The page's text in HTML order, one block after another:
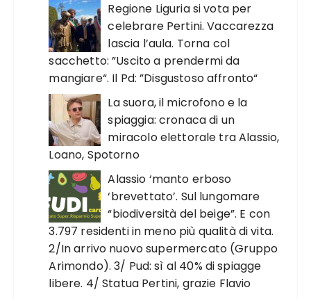
Regione Liguria si vota per
celebrare Pertini. Vaccarezza
lascia l’aula. Torna col
sacchetto: ”Uscito a prendermi da
mangiare“. Il Pd: ”Disgustoso affronto“
La suora, il microfono e la
spiaggia: cronaca di un
miracolo elettorale tra Alassio,
Loano, Spotorno
Alassio ‘manto erboso
‘brevettato’. Sul lungomare
“biodiversità del beige”. E con
3.797 residenti in meno più qualità di vita.
2/In arrivo nuovo supermercato (Gruppo
Arimondo). 3/ Pud: sì al 40% di spiagge
libere. 4/ Statua Pertini, grazie Flavio